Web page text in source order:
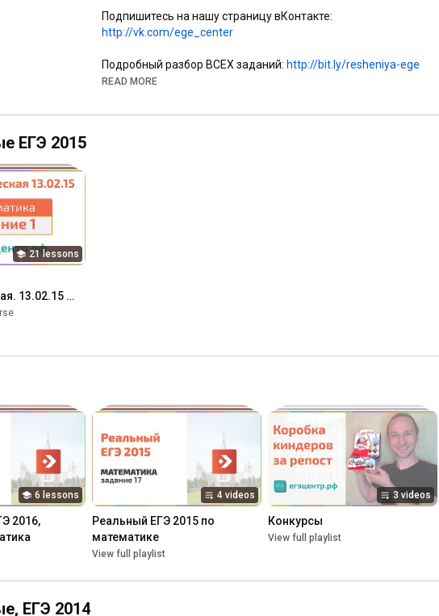
http://vk.com/ege_center
Подробный разбор ВСЕХ заданий: http://bit.ly/resheniya-ege
READ MORE
ЕГЭ 2015
21 lessons
13.02.15
6 lessons
2016,
4 videos
Реальный ЕГЭ 2015 по
математике
View full playlist
3 videos
Конкурсы
View full playlist
ЕГЭ 2014